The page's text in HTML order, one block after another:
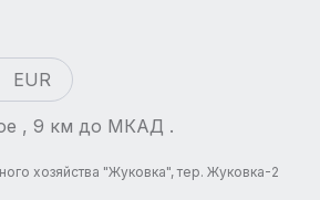
EUR
, 9 км до МКАД .
хозяйства "Жуковка", тер. Жуковка-2